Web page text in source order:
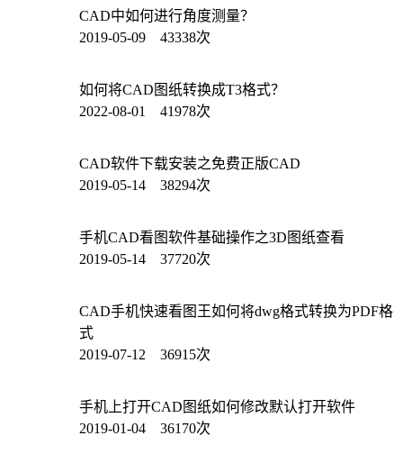
CAD中如何进行角度测量？
2019-05-09 43338次
如何将CAD图纸转换成T3格式？
2022-08-01 41978次
CAD软件下载安装之免费正版CAD
2019-05-14 38294次
手机CAD看图软件基础操作之3D图纸查看
2019-05-14 37720次
CAD手机快速看图王如何将dwg格式转换为PDF格
式
2019-07-12 36915次
手机上打开CAD图纸如何修改默认打开软件
2019-01-04 36170次